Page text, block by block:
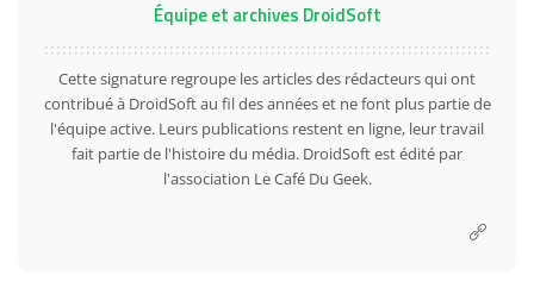
Équipe et archives DroidSoft
Cette signature regroupe les articles des rédacteurs qui ont
contribué à DroidSoft au fil des années et ne font plus partie de
l'équipe active. Leurs publications restent en ligne, leur travail
fait partie de l'histoire du média. DroidSoft est édité par
l'association Le Café Du Geek.